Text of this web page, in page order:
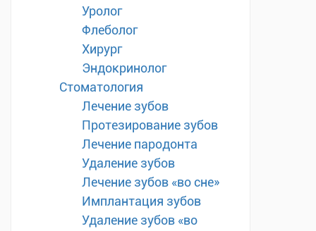
Уролог
Флеболог
Хирург
Эндокринолог
Стоматология
Лечение зубов
Протезирование зубов
Лечение пародонта
Удаление зубов
Лечение зубов «во сне»
Имплантация зубов
Удаление зубов «во